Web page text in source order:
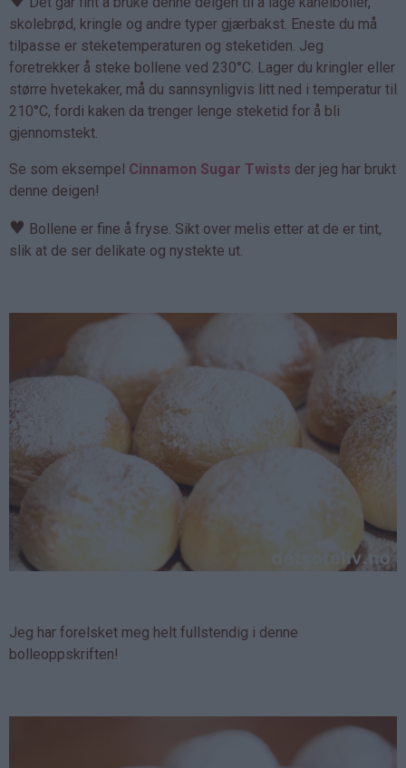
skolebrød, kringle og andre typer gjærbakst. Eneste du må
tilpasse er steketemperaturen og steketiden. Jeg
foretrekker å steke bollene ved 230°C. Lager du kringler eller
større hvetekaker, må du sannsynligvis litt ned i temperatur til
210°C, fordi kaken da trenger lenge steketid for å bli
gjennomstekt.
Se som eksempel Cinnamon Sugar Twists der jeg har brukt
denne deigen!
♥ Bollene er fine å fryse. Sikt over melis etter at de er tint,
slik at de ser delikate og nystekte ut.
Jeg har forelsket meg helt fullstendig i denne
bolleoppskriften!